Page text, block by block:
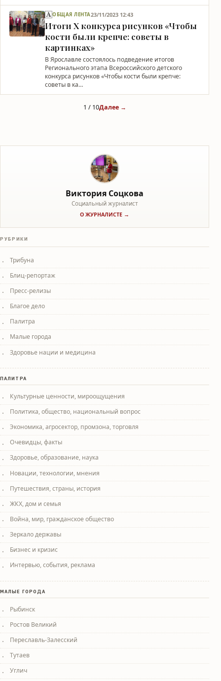
ОБЩАЯ ЛЕНТА23/11/2023 12:43
Итоги Х конкурса рисунков «Чтобы
кости были крепче: советы в
картинках»
В Ярославле состоялось подведение итогов
Регионального этапа Всероссийского детского
конкурса рисунков «Чтобы кости были крепче:
советы в ка…
1 / 10Далее →
Виктория Соцкова
Социальный журналист
О ЖУРНАЛИСТЕ →
РУБРИКИ
Трибуна
Блиц-репортаж
Пресс-релизы
Благое дело
Палитра
Малые города
Здоровье нации и медицина
ПАЛИТРА
Культурные ценности, мироощущения
Политика, общество, национальный вопрос
Экономика, агросектор, промзона, торговля
Очевидцы, факты
Здоровье, образование, наука
Новации, технологии, мнения
Путешествия, страны, история
ЖКХ, дом и семья
Война, мир, гражданское общество
Зеркало державы
Бизнес и кризис
Интервью, события, реклама
МАЛЫЕ ГОРОДА
Рыбинск
Ростов Великий
Переславль-Залесский
Тутаев
Углич